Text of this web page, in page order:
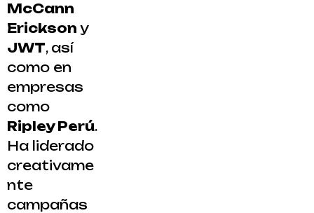
McCann
Erickson y
JWT, así
como en
empresas
como
Ripley Perú.
Ha liderado
creativame
nte
campañas